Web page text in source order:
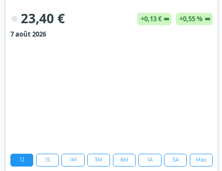
23,40 € +0,13 €
+0,55 %
7 août 2026
1J 1S 1M 3M 6M 1A 3A Max